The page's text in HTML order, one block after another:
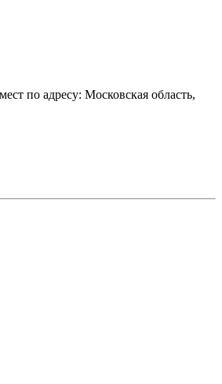
по адресу: Московская область,